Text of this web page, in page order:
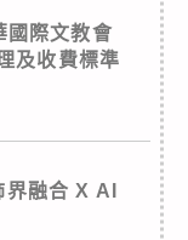
國際文教會
及收費標準
融合 X AI